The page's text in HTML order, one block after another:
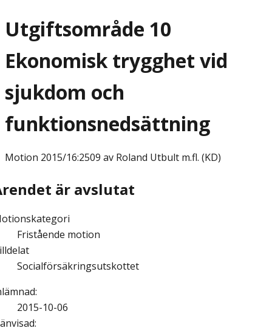
Utgiftsområde 10
Ekonomisk trygghet vid
sjukdom och
funktionsnedsättning
Motion 2015/16:2509 av Roland Utbult m.fl. (KD)
är avslutat
Fristående motion
Socialförsäkringsutskottet
:
2015-10-06
: